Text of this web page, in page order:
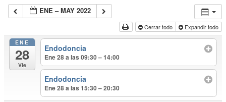
ENE – MAY 2022
Cerrar todo Expandir todo
ENE
28
Vie
Endodoncia
Ene 28 a las 09:30 – 14:00
Endodoncia
Ene 28 a las 15:30 – 20:30